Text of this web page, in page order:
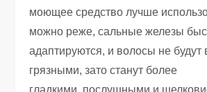
моющее средство лучше
можно реже, сальные железы
адаптируются, и волосы не будут
грязными, зато станут более